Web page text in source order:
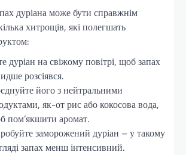
дуріана може бути справжнім
хитрощів, які полегшать
дуріан на свіжому повітрі, щоб запах
розсіявся.
його з нейтральними
як-от рис або кокосова вода,
пом’якшити аромат.
заморожений дуріан – у такому
запах менш інтенсивний.